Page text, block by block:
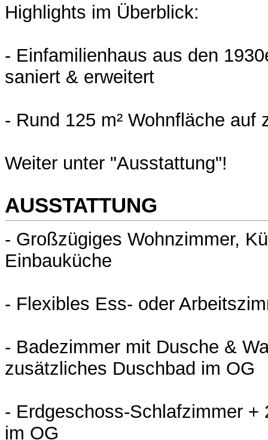
Highlights im Überblick:
- Einfamilienhaus aus den
saniert & erweitert
- Rund 125 m² Wohnfläche auf
Weiter unter "Ausstattung"!
AUSSTATTUNG
- Großzügiges Wohnzimmer,
Einbauküche
- Flexibles Ess- oder
- Badezimmer mit Dusche &
zusätzliches Duschbad im OG
- Erdgeschoss-Schlafzimmer +
im OG